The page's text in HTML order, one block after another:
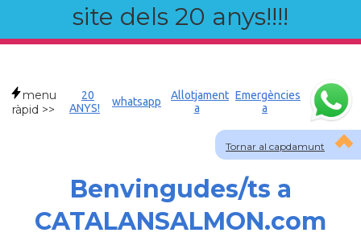
site dels 20 anys!!!!
Tornar al capdamunt
menu
ràpid >>
20
ANYS!
whatsapp
Allotjament
a
Emergències
a
Benvingudes/ts a
CATALANSALMON.com